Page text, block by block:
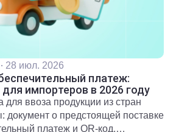
· 28 июл. 2026
платеж:
импортеров в 2026 году
ввоза продукции из стран
о предстоящей поставке
платеж и QR-код.